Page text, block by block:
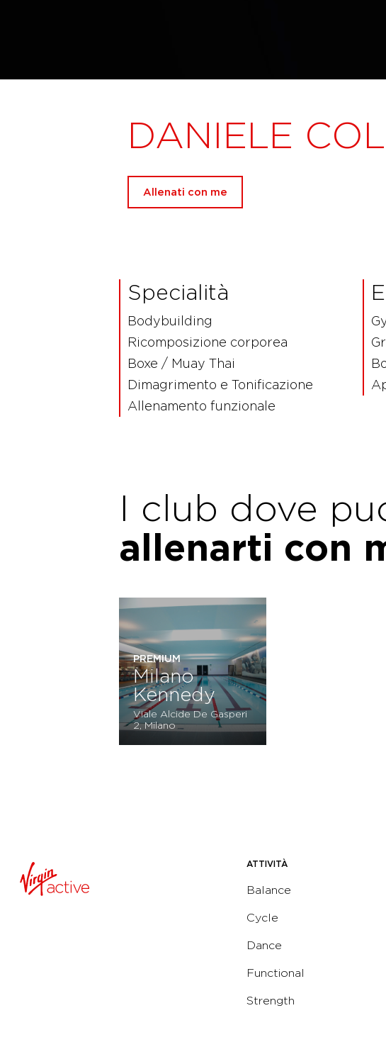
DANIELE
Allenati con me
Specialità
Bodybuilding
Ricomposizione corporea
Boxe / Muay Thai
Dimagrimento e Tonificazione
Allenamento funzionale
I club dove
allenarti con
PREMIUM
Milano
Kennedy
Viale Alcide De Gasperi
2, Milano
ATTIVITÀ
Balance
Cycle
Dance
Functional
Strength